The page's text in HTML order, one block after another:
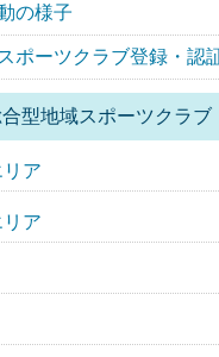
の様子
ポーツクラブ登録・認
型地域スポーツクラブ
ア
ア